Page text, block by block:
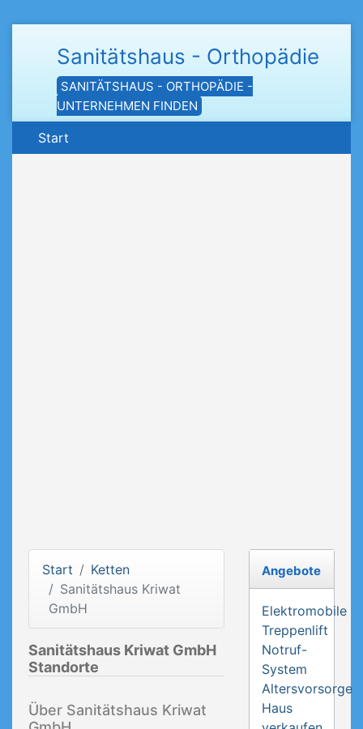
Sanitätshaus - Orthopädie
SANITÄTSHAUS - ORTHOPÄDIE -
UNTERNEHMEN FINDEN
Start
Start
Ketten
Sanitätshaus Kriwat
GmbH
Sanitätshaus Kriwat GmbH
Standorte
Über Sanitätshaus Kriwat
Angebote
Elektromobile
Treppenlift
Notruf-
System
Altersvorsorge
Haus